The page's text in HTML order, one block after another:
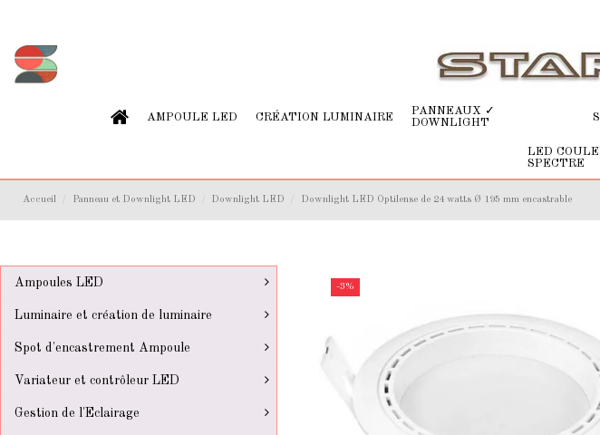
AMPOULE LED CRÉATION LUMINAIRE
PANNEAUX ✓
DOWNLIGHT
LED
SPECTRE
Accueil Panneau et Downlight LED Downlight LED Downlight LED Optilense de 24 watts Ø 195 mm encastrable
-3%
Ampoules LED
Luminaire et création de luminaire
Spot d'encastrement Ampoule
Variateur et contrôleur LED
Gestion de l'Eclairage